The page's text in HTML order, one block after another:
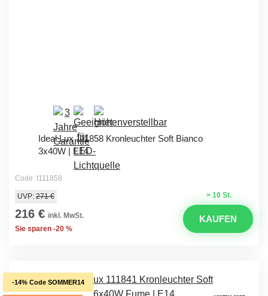
Ideal Lux 111858 Kronleuchter Soft Bianco
3x40W | E14
Code: I111858
> 10 St.
UVP: 271 €
216 € inkl. MwSt.
Sie sparen -20 %
KAUFEN
-14% Code SOMMER14